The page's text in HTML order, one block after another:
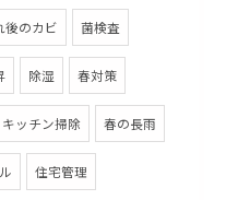
後のカビ 菌検査
除湿 春対策
キッチン掃除 春の長雨
住宅管理